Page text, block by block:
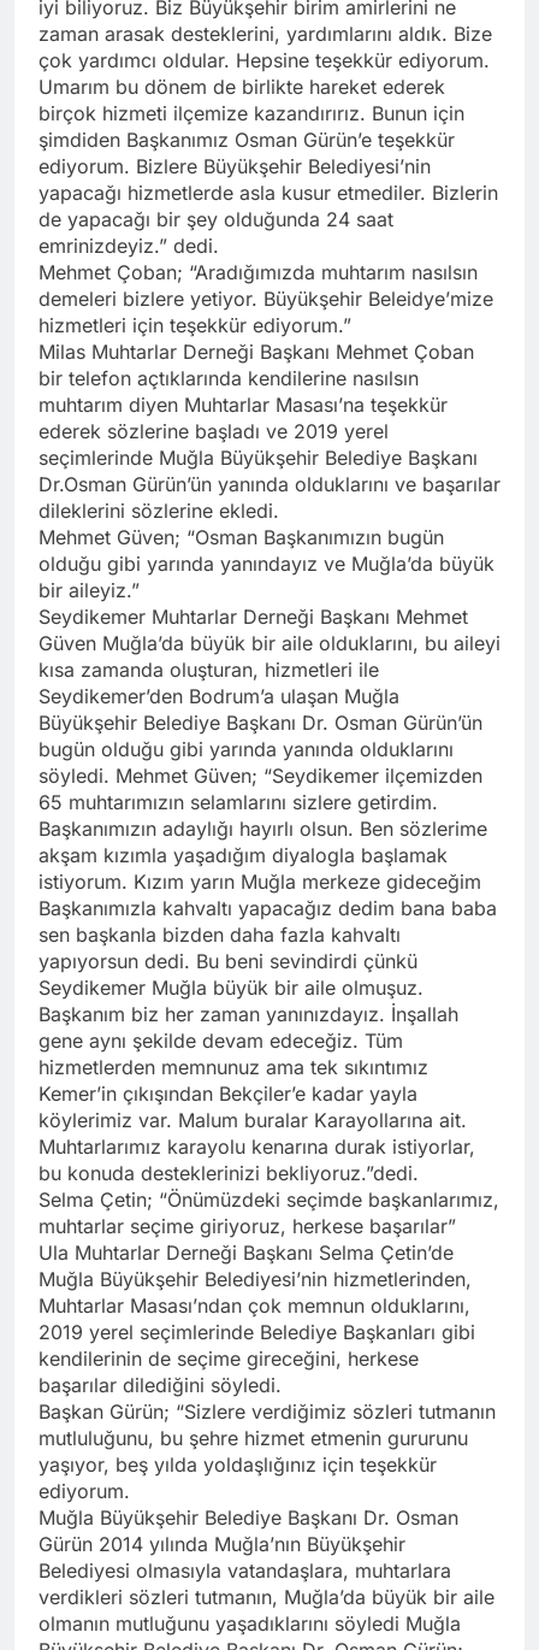
iyi biliyoruz. Biz Büyükşehir birim amirlerini ne
zaman arasak desteklerini, yardımlarını aldık. Bize
çok yardımcı oldular. Hepsine teşekkür ediyorum.
Umarım bu dönem de birlikte hareket ederek
birçok hizmeti ilçemize kazandırırız. Bunun için
şimdiden Başkanımız Osman Gürün’e teşekkür
ediyorum. Bizlere Büyükşehir Belediyesi’nin
yapacağı hizmetlerde asla kusur etmediler. Bizlerin
de yapacağı bir şey olduğunda 24 saat
emrinizdeyiz.” dedi.
Mehmet Çoban; “Aradığımızda muhtarım nasılsın
demeleri bizlere yetiyor. Büyükşehir Beleidye’mize
hizmetleri için teşekkür ediyorum.”
Milas Muhtarlar Derneği Başkanı Mehmet Çoban
bir telefon açtıklarında kendilerine nasılsın
muhtarım diyen Muhtarlar Masası’na teşekkür
ederek sözlerine başladı ve 2019 yerel
seçimlerinde Muğla Büyükşehir Belediye Başkanı
Dr.Osman Gürün’ün yanında olduklarını ve başarılar
dileklerini sözlerine ekledi.
Mehmet Güven; “Osman Başkanımızın bugün
olduğu gibi yarında yanındayız ve Muğla’da büyük
bir aileyiz.”
Seydikemer Muhtarlar Derneği Başkanı Mehmet
Güven Muğla’da büyük bir aile olduklarını, bu aileyi
kısa zamanda oluşturan, hizmetleri ile
Seydikemer’den Bodrum’a ulaşan Muğla
Büyükşehir Belediye Başkanı Dr. Osman Gürün’ün
bugün olduğu gibi yarında yanında olduklarını
söyledi. Mehmet Güven; “Seydikemer ilçemizden
65 muhtarımızın selamlarını sizlere getirdim.
Başkanımızın adaylığı hayırlı olsun. Ben sözlerime
akşam kızımla yaşadığım diyalogla başlamak
istiyorum. Kızım yarın Muğla merkeze gideceğim
Başkanımızla kahvaltı yapacağız dedim bana baba
sen başkanla bizden daha fazla kahvaltı
yapıyorsun dedi. Bu beni sevindirdi çünkü
Seydikemer Muğla büyük bir aile olmuşuz.
Başkanım biz her zaman yanınızdayız. İnşallah
gene aynı şekilde devam edeceğiz. Tüm
hizmetlerden memnunuz ama tek sıkıntımız
Kemer’in çıkışından Bekçiler’e kadar yayla
köylerimiz var. Malum buralar Karayollarına ait.
Muhtarlarımız karayolu kenarına durak istiyorlar,
bu konuda desteklerinizi bekliyoruz.”dedi.
Selma Çetin; “Önümüzdeki seçimde başkanlarımız,
muhtarlar seçime giriyoruz, herkese başarılar”
Ula Muhtarlar Derneği Başkanı Selma Çetin’de
Muğla Büyükşehir Belediyesi’nin hizmetlerinden,
Muhtarlar Masası’ndan çok memnun olduklarını,
2019 yerel seçimlerinde Belediye Başkanları gibi
kendilerinin de seçime gireceğini, herkese
başarılar dilediğini söyledi.
Başkan Gürün; “Sizlere verdiğimiz sözleri tutmanın
mutluluğunu, bu şehre hizmet etmenin gururunu
yaşıyor, beş yılda yoldaşlığınız için teşekkür
ediyorum.
Muğla Büyükşehir Belediye Başkanı Dr. Osman
Gürün 2014 yılında Muğla’nın Büyükşehir
Belediyesi olmasıyla vatandaşlara, muhtarlara
verdikleri sözleri tutmanın, Muğla’da büyük bir aile
olmanın mutluğunu yaşadıklarını söyledi Muğla